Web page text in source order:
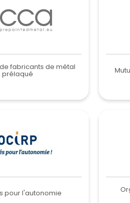
fabricants de métal
prélaqué
pour l'autonomie